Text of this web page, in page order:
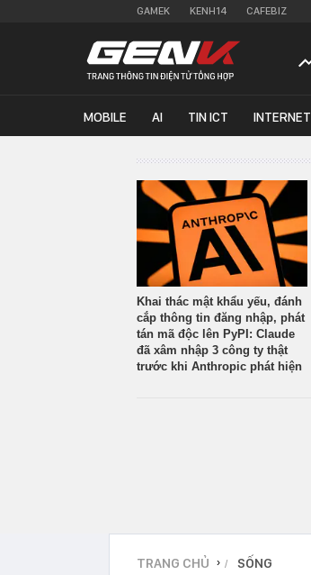
GAMEK KENH14 CAFEBIZ
MOBILE AI TIN ICT INTERNET
Khai thác mật khẩu yếu, đánh
cắp thông tin đăng nhập, phát
tán mã độc lên PyPI: Claude
đã xâm nhập 3 công ty thật
trước khi Anthropic phát hiện
TRANG CHỦ › SỐNG